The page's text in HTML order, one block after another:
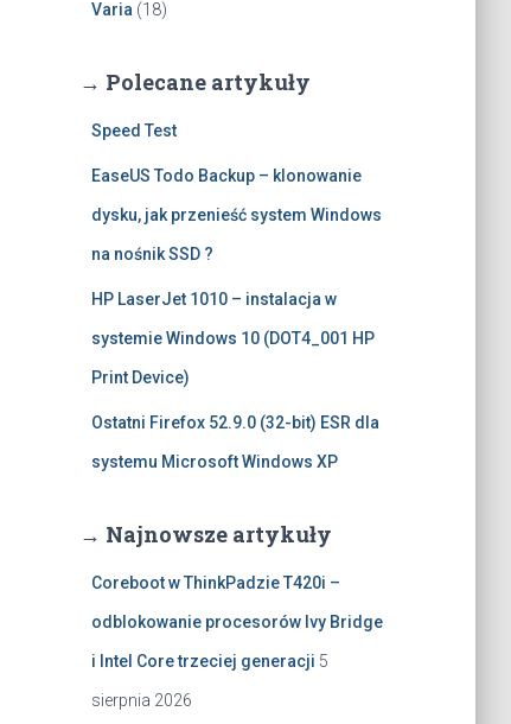
Varia (18)
→ Polecane artykuły
Speed Test
EaseUS Todo Backup – klonowanie
dysku, jak przenieść system Windows
na nośnik SSD ?
HP LaserJet 1010 – instalacja w
systemie Windows 10 (DOT4_001 HP
Print Device)
Ostatni Firefox 52.9.0 (32-bit) ESR dla
systemu Microsoft Windows XP
→ Najnowsze artykuły
Coreboot w ThinkPadzie T420i –
odblokowanie procesorów Ivy Bridge
i Intel Core trzeciej generacji 5
sierpnia 2026